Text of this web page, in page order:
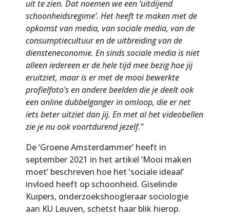
uit te zien. Dat noemen we een ‘uitdijend
schoonheidsregime’. Het heeft te maken met de
opkomst van media, van sociale media, van de
consumptiecultuur en de uitbreiding van de
diensteneconomie. En sinds sociale media is niet
alleen iedereen er de hele tijd mee bezig hoe jij
eruitziet, maar is er met de mooi bewerkte
profielfoto’s en andere beelden die je deelt ook
een online dubbelganger in omloop, die er net
iets beter uitziet dan jij. En met al het videobellen
zie je nu ook voortdurend jezelf.”
De ‘Groene Amsterdammer’ heeft in
september 2021 in het artikel ‘Mooi maken
moet’ beschreven hoe het ‘sociale ideaal’
invloed heeft op schoonheid. Giselinde
Kuipers, onderzoekshoogleraar sociologie
aan KU Leuven, schetst haar blik hierop.